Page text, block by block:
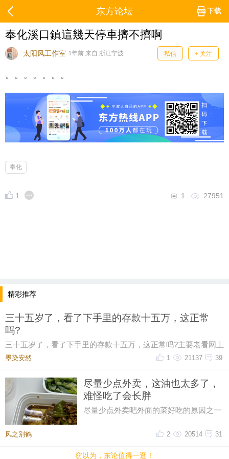
下载
东方论坛
奉化溪口鎮這幾天停車擠不擠啊
太阳风工作室 1年前 来自 浙江宁波 私信 + 关注
。。。。。。。
奉化
1 27951
1
精彩推荐
三十五岁了，看了下手里的存款十五万，这正常
吗?
三十五岁了，看了下手里的存款十五万，这正常吗?主要老看网上
有人说这个年纪起码五十万起步，我身边有些朋
墨染安然ゝ 39
21137
1
尽量少点外卖，这油也太多了，
难怪吃了会长胖
尽量少点外卖吧外面的菜好吃的原因之一
风之别鹤 31
20514
2
窃以为，东论值得一逛！